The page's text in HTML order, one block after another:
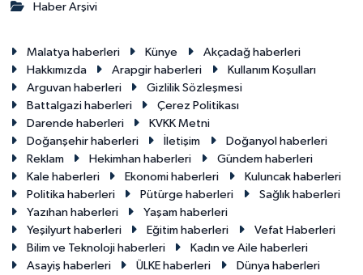
Haber Arşivi
Malatya haberleri Künye
Akçadağ haberleri
Hakkımızda
Arapgir haberleri
Kullanım Koşulları
Arguvan haberleri
Gizlilik Sözleşmesi
Battalgazi haberleri
Çerez Politikası
Darende haberleri
KVKK Metni
Doğanşehir haberleri
İletişim
Doğanyol haberleri
Reklam
Hekimhan haberleri
Gündem haberleri
Kale haberleri
Ekonomi haberleri
Kuluncak haberleri
Politika haberleri
Pütürge haberleri
Sağlık haberleri
Yazıhan haberleri
Yaşam haberleri
Yeşilyurt haberleri
Eğitim haberleri
Vefat Haberleri
Bilim ve Teknoloji haberleri
Kadın ve Aile haberleri
Asayiş haberleri
ÜLKE haberleri Dünya haberleri